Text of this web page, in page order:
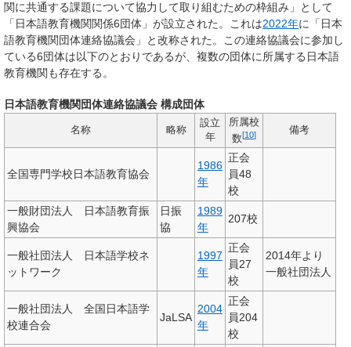
関に共通する課題について協力して取り組むための枠組み」として
「日本語教育機関関係6団体」が設立された。これは2022年に「日本
語教育機関団体連絡協議会」と改称された。この連絡協議会に参加し
ている6団体は以下のとおりであるが、複数の団体に所属する日本語
教育機関も存在する。
日本語教育機関団体連絡協議会 構成団体
名称 略称
設立
年
所属校
数[10] 備考
全国専門学校日本語教育協会
1986
年
正会
員48
校
一般財団法人 日本語教育振
興協会
日振
協
1989
年
207校
一般社団法人 日本語学校ネ
ットワーク
1997
年
正会
員27
校
2014年より
一般社団法人
一般社団法人 全国日本語学
校連合会
JaLSA
2004
年
正会
員204
校